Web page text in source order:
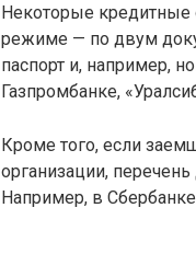
Некоторые кредитные
режиме — по двум
паспорт и, например,
Газпромбанке,
Кроме того, если
организации,
Например, в Сбербанке